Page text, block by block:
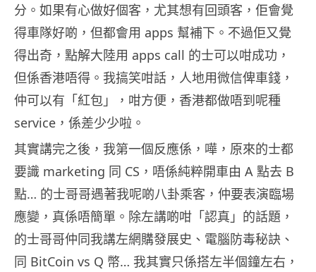
分。如果有心做好個客，尤其想有回頭客，佢會覺
得車隊好啲，但都會用 apps 幫補下。不過佢又覺
得出奇，點解大陸用 apps call 的士可以咁成功，
但係香港唔得。我搞笑咁話，人地用微信俾車錢，
仲可以有「紅包」，咁方便，香港都做唔到呢種
service，係差少少啦。
其實講完之後，我第一個反應係，嘩，原來的士都
要識 marketing 同 CS，唔係純粹開車由 A 點去 B
點… 的士哥哥遇著我呢啲八卦乘客，仲要表演臨場
應變，真係唔簡單。除左講啲咁「認真」的話題，
的士哥哥仲同我講左網購發展史、電腦防毒秘訣、
同 BitCoin vs Q 幣… 我其實只係搭左半個鐘左右，